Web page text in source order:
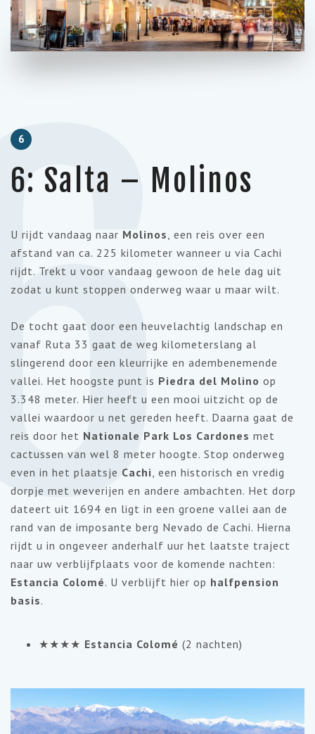
6
6: Salta – Molinos
U rijdt vandaag naar Molinos, een reis over een
afstand van ca. 225 kilometer wanneer u via Cachi
rijdt. Trekt u voor vandaag gewoon de hele dag uit
zodat u kunt stoppen onderweg waar u maar wilt.
De tocht gaat door een heuvelachtig landschap en
vanaf Ruta 33 gaat de weg kilometerslang al
slingerend door een kleurrijke en adembenemende
vallei. Het hoogste punt is Piedra del Molino op
3.348 meter. Hier heeft u een mooi uitzicht op de
vallei waardoor u net gereden heeft. Daarna gaat de
reis door het Nationale Park Los Cardones met
cactussen van wel 8 meter hoogte. Stop onderweg
even in het plaatsje Cachi, een historisch en vredig
dorpje met weverijen en andere ambachten. Het dorp
dateert uit 1694 en ligt in een groene vallei aan de
rand van de imposante berg Nevado de Cachi. Hierna
rijdt u in ongeveer anderhalf uur het laatste traject
naar uw verblijfplaats voor de komende nachten:
Estancia Colomé. U verblijft hier op halfpension
basis.
★★★★ Estancia Colomé (2 nachten)